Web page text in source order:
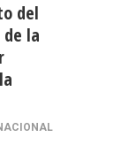
del
la